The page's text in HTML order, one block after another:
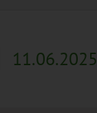
11.06.2025